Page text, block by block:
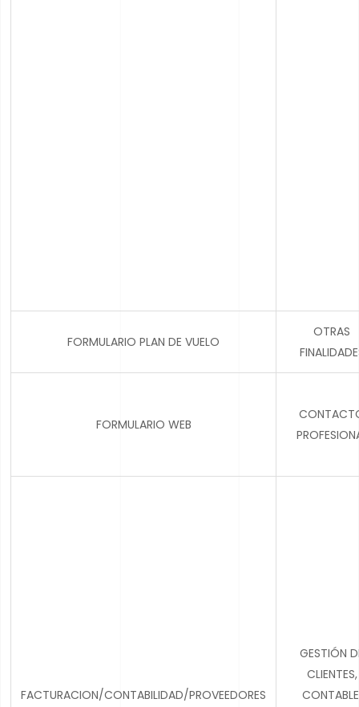
FORMULARIO PLAN DE VUELO
OTRAS
FORMULARIO WEB
FACTURACION/CONTABILIDAD/PROVEEDORES
GESTIÓN
CLIENTES,